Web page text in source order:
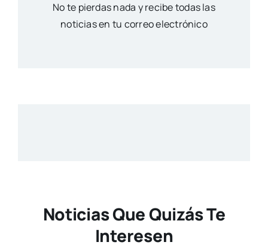
No te pierdas nada y recibe todas las
noticias en tu correo electrónico
Noticias Que Quizás Te
Interesen